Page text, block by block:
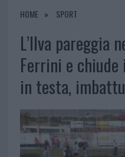
HOME SPORT
L’Ilva pareggia
Ferrini e chiude
in testa,